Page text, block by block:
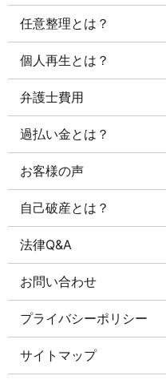
任意整理とは？
個人再生とは？
弁護士費用
過払い金とは？
お客様の声
自己破産とは？
法律Q&A
お問い合わせ
プライバシーポリシー
サイトマップ